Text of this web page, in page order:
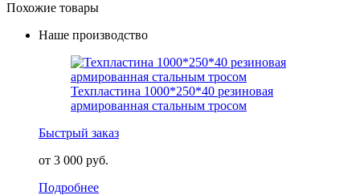
Похожие товары
Наше производство
Техпластина 1000*250*40 резиновая
армированная стальным тросом
Быстрый заказ
от 3 000 руб.
Подробнее